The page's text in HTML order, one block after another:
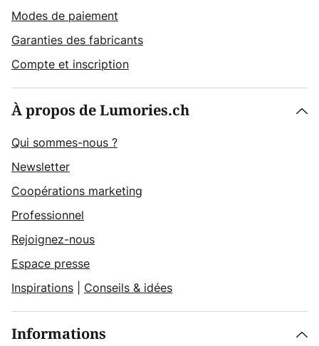
Modes de paiement
Garanties des fabricants
Compte et inscription
À propos de Lumories.ch
Qui sommes-nous ?
Newsletter
Coopérations marketing
Professionnel
Rejoignez-nous
Espace presse
Inspirations
Conseils & idées
Informations